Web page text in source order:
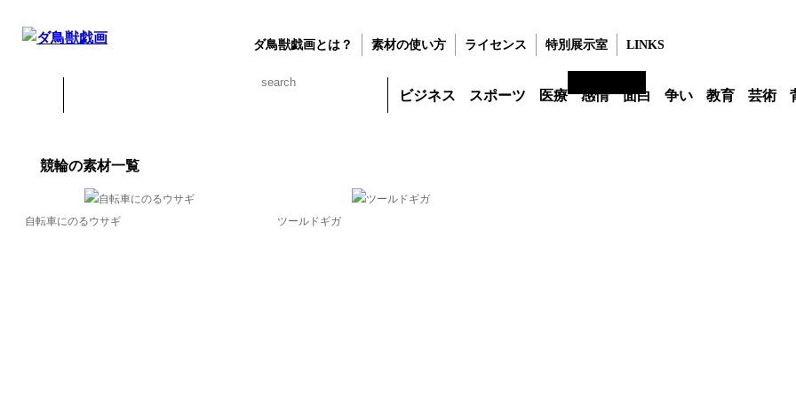
ダ鳥獣戯画とは？ 素材の使い方 ライセンス 特別展示室 LINKS
ビジネス スポーツ 医療 感情 面白 争い 教育 芸術
競輪の素材一覧
自転車にのるウサギ ツールドギガ